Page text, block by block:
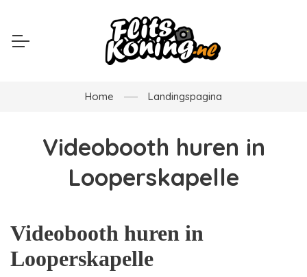
Home Landingspagina
Videobooth huren in
Looperskapelle
Videobooth huren in
Looperskapelle